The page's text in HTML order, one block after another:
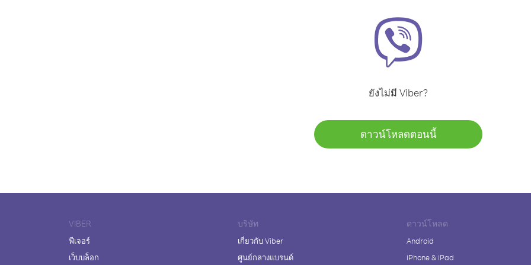
ยังไม่มี Viber?
ดาวน์โหลดตอนนี้
VIBER
ฟีเจอร์
เว็บบล็อก
บริษัท
เกี่ยวกับ Viber
ศูนย์กลางแบรนด์
ดาวน์โหลด
Android
iPhone & iPad